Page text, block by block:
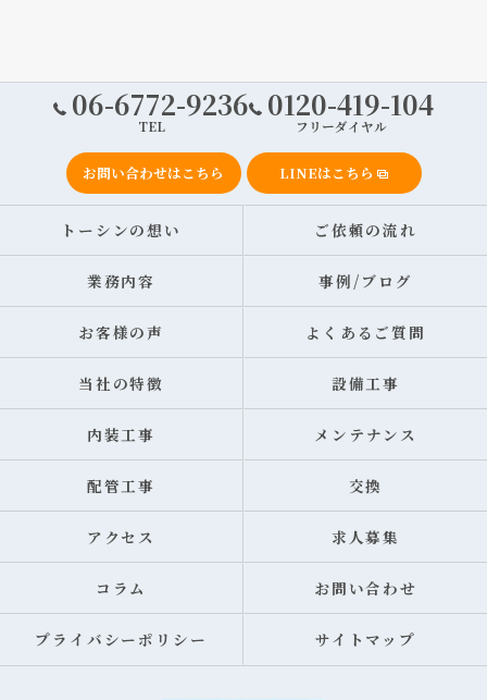
06-6772-9236
TEL
0120-419-104
フリーダイヤル
お問い合わせはこちら LINEはこちら
トーシンの想い ご依頼の流れ
業務内容 事例/ブログ
お客様の声 よくあるご質問
当社の特徴 設備工事
内装工事 メンテナンス
配管工事 交換
アクセス 求人募集
コラム お問い合わせ
プライバシーポリシー サイトマップ